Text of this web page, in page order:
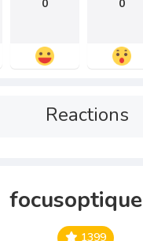
0 0
Reactions
focusoptique
1399